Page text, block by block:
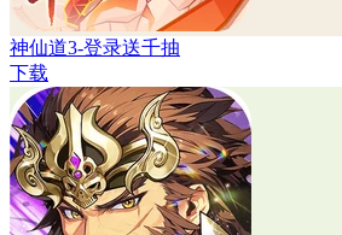
神仙道3-登录送千抽
下载